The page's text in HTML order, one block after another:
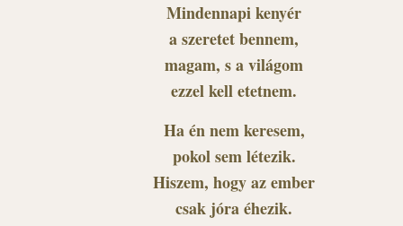
Mindennapi kenyér
a szeretet bennem,
magam, s a világom
ezzel kell etetnem.
Ha én nem keresem,
pokol sem létezik.
Hiszem, hogy az ember
csak jóra éhezik.